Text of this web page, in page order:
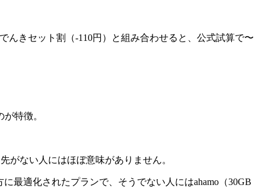
んきセット割（-110円）と組み合わせると、公式試算で〜
特徴。
がない人にはほぼ意味がありません。
最適化されたプランで、そうでない人にはahamo（30GB